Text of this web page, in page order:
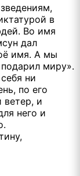
в
Во имя
дал
имя. А мы
миру».
ни
по его
и
него и